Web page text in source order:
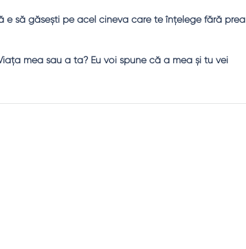
e să găseşti pe acel cineva care te înţelege fără prea
mea sau a ta? Eu voi spune că a mea şi tu vei